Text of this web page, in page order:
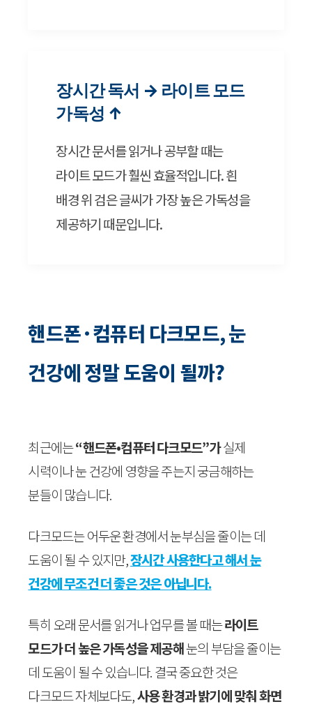
장시간 독서 → 라이트 모드
가독성 ↑
장시간 문서를 읽거나 공부할 때는
라이트 모드가 훨씬 효율적입니다. 흰
배경 위 검은 글씨가 가장 높은 가독성을
제공하기 때문입니다.
핸드폰·컴퓨터 다크모드, 눈
건강에 정말 도움이 될까?
최근에는“핸드폰•컴퓨터 다크모드”가실제
시력이나 눈 건강에 영향을 주는지 궁금해하는
분들이 많습니다.
다크모드는 어두운 환경에서 눈부심을 줄이는 데
도움이 될 수 있지만,장시간 사용한다고 해서 눈
건강에 무조건 더 좋은 것은 아닙니다.
특히 오래 문서를 읽거나 업무를 볼 때는라이트
모드가 더 높은 가독성을 제공해눈의 부담을 줄이는
데 도움이 될 수 있습니다. 결국 중요한 것은
다크모드 자체보다도,사용 환경과 밝기에 맞춰 화면